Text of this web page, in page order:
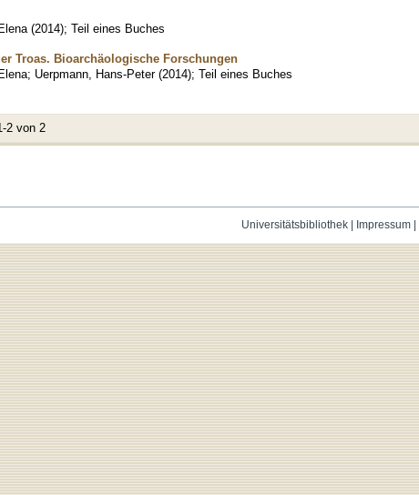
(2014); Teil eines Buches
Troas. Bioarchäologische Forschungen
; Uerpmann, Hans-Peter (2014); Teil eines Buches
2 von 2
Universitätsbibliothek| Impressum|